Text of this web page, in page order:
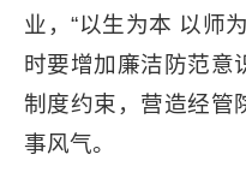
业，“以生为本 以师
时要增加廉洁防范意
制度约束，营造经管
事风气。